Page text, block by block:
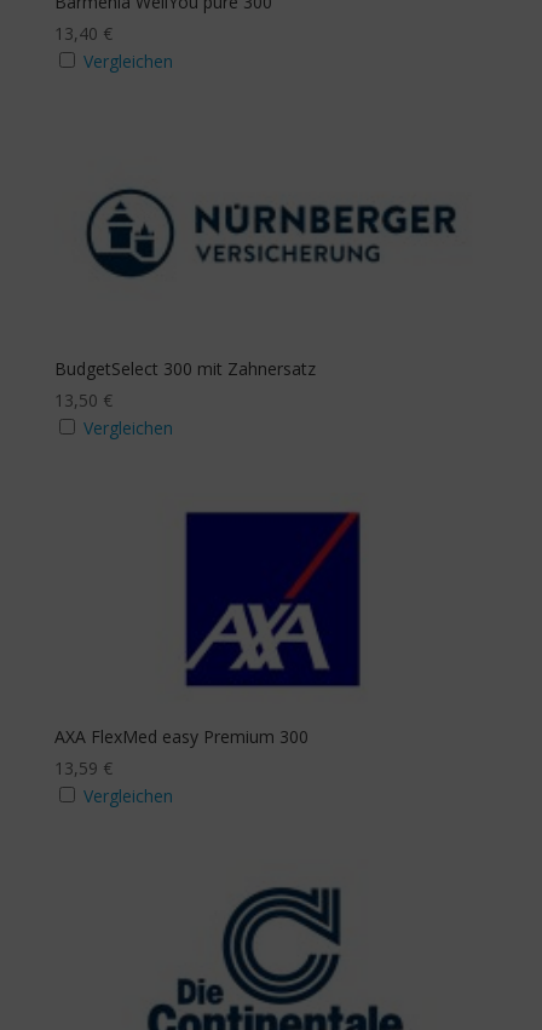
13,40 €
Vergleichen
BudgetSelect 300 mit Zahnersatz
13,50 €
Vergleichen
AXA FlexMed easy Premium 300
13,59 €
Vergleichen